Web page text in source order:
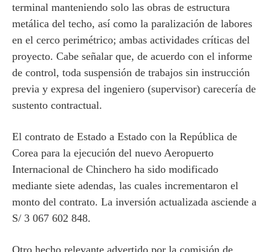
terminal manteniendo solo las obras de estructura
metálica del techo, así como la paralización de labores
en el cerco perimétrico; ambas actividades críticas del
proyecto. Cabe señalar que, de acuerdo con el informe
de control, toda suspensión de trabajos sin instrucción
previa y expresa del ingeniero (supervisor) carecería de
sustento contractual.
El contrato de Estado a Estado con la República de
Corea para la ejecución del nuevo Aeropuerto
Internacional de Chinchero ha sido modificado
mediante siete adendas, las cuales incrementaron el
monto del contrato. La inversión actualizada asciende a
S/ 3 067 602 848.
Otro hecho relevante advertido por la comisión de